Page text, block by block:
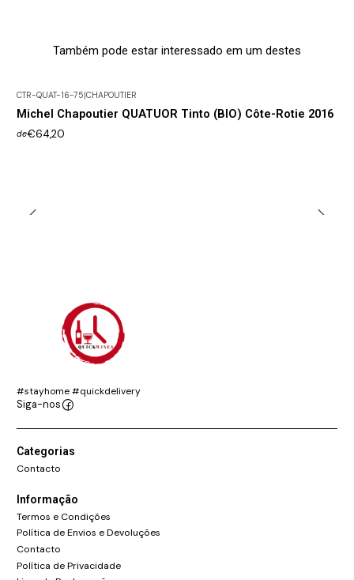
Também pode estar interessado em um destes
CTR-QUAT-16-75|CHAPOUTIER
Michel Chapoutier QUATUOR Tinto (BIO) Côte-Rotie 2016
de€64,20
#stayhome #quickdelivery
Siga-nos
Categorias
Contacto
Informação
Termos e Condições
Política de Envios e Devoluções
Contacto
Política de Privacidade